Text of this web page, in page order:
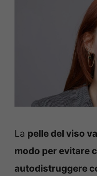
La pelle del viso
modo per evitare
autodistruggere